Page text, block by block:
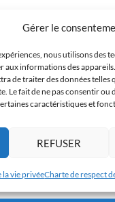
Gérer le
nous utilisons des
aux informations des
de traiter des données telles
Le fait de ne pas consentir
caractéristiques et
REFUSER
la vie privéeCharte de respect